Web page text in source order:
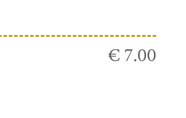
€ 7.00